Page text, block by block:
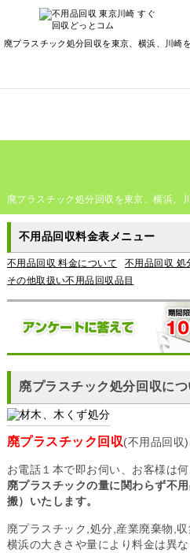
廃プラスチック処分回収を東京、横浜、川崎
廃プラスチック処分回収を東京、横浜、
不用品回収料金表メニュー
不用品回収 料金について
不用品回収 処
その他取扱い不用品回収品目
廃プラスチック処分回収につ
廃プラスチック回収(不用品回収
お電話１本で即お伺い、お客様は
廃プラスチックの量に関わらず不
搬）いたします。
廃プラスチック,処分,産業廃棄物,
横浜の大きさや量により料金は異